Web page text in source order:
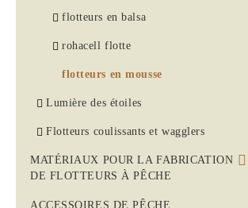
flotteurs en balsa
rohacell flotte
flotteurs en mousse
Lumière des étoiles
Flotteurs coulissants et wagglers
MATÉRIAUX POUR LA FABRICATION
DE FLOTTEURS À PÊCHE
corps en balsa percés
ACCESSOIRES DE PÊCHE